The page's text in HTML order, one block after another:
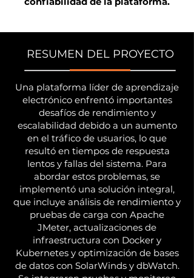
RESUMEN DEL PROYECTO
Una plataforma líder de aprendizaje
electrónico enfrentó importantes
desafíos de rendimiento y
escalabilidad debido a un aumento
en el tráfico de usuarios, lo que
resultó en tiempos de respuesta
lentos y fallas del sistema. Para
abordar estos problemas, se
implementó una solución integral,
que incluye análisis de rendimiento y
pruebas de carga con Apache
JMeter, actualizaciones de
infraestructura con Docker y
Kubernetes y optimización de bases
de datos con SolarWinds y dbWatch.